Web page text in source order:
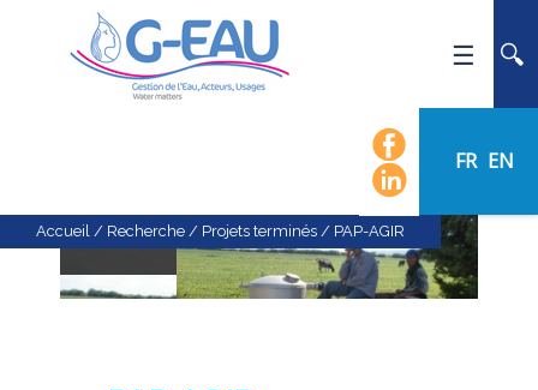
FR EN
ACTUALITÉS
CALENDRIER DES ÉVÈNEMENTS
Accueil / Recherche / Projets terminés / PAP-AGIR